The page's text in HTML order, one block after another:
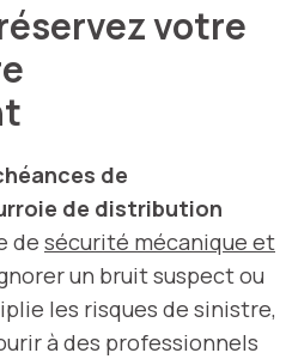
votre
de
de distribution
de sécurité mécanique et
un bruit suspect ou
les risques de sinistre,
à des professionnels